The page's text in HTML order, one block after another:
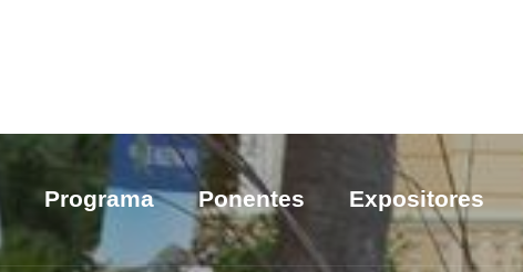
Programa Ponentes Expositores